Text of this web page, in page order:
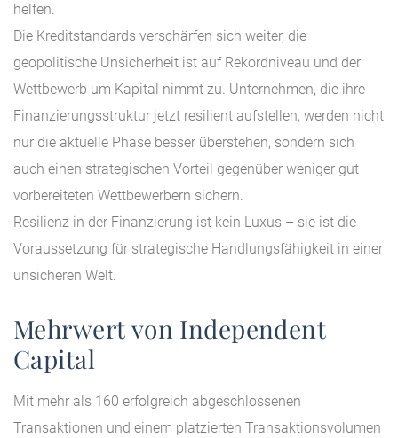
helfen.
Die Kreditstandards verschärfen sich weiter, die
geopolitische Unsicherheit ist auf Rekordniveau und der
Wettbewerb um Kapital nimmt zu. Unternehmen, die ihre
Finanzierungsstruktur jetzt resilient aufstellen, werden nicht
nur die aktuelle Phase besser überstehen, sondern sich
auch einen strategischen Vorteil gegenüber weniger gut
vorbereiteten Wettbewerbern sichern.
Resilienz in der Finanzierung ist kein Luxus – sie ist die
Voraussetzung für strategische Handlungsfähigkeit in einer
unsicheren Welt.
Mehrwert von Independent
Capital
Mit mehr als 160 erfolgreich abgeschlossenen
Transaktionen und einem platzierten Transaktionsvolumen